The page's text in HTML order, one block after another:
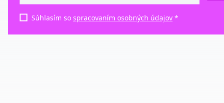
Súhlasím so spracovaním osobných údajov *